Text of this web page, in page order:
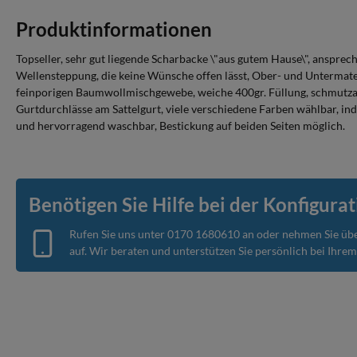
Produktinformationen
Topseller, sehr gut liegende Scharbacke \"aus gutem Hause\",
Wellensteppung, die keine Wünsche offen lässt, Ober- und
feinporigen Baumwollmischgewebe, weiche 400gr. Füllung,
Gurtdurchlässe am Sattelgurt, viele verschiedene Farben wählbar,
und hervorragend waschbar, Bestickung auf beiden Seiten möglich.
Benötigen Sie Hilfe bei der
Rufen Sie uns unter 0170 1680610an oder nehmen Sie
auf. Wir beraten und unterstützen Sie persönlich bei